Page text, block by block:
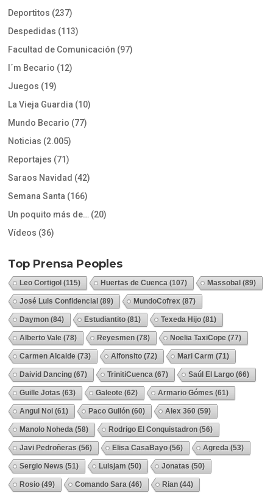
Deportitos (237)
Despedidas (113)
Facultad de Comunicación (97)
I´m Becario (12)
Juegos (19)
La Vieja Guardia (10)
Mundo Becario (77)
Noticias (2.005)
Reportajes (71)
Saraos Navidad (42)
Semana Santa (166)
Un poquito más de… (20)
Vídeos (36)
Top Prensa Peoples
Leo Cortigol (115) Huertas de Cuenca (107) Massobal (89)
José Luis Confidencial (89) MundoCofrex (87)
Daymon (84) Estudiantito (81) Texeda Hijo (81)
Alberto Vale (78) Reyesmen (78) Noelia TaxiCope (77)
Carmen Alcaide (73) Alfonsito (72) Mari Carm (71)
Daivid Dancing (67) TrinitiCuenca (67) Saúl El Largo (66)
Guille Jotas (63) Galeote (62) Armario Gómes (61)
Angul Noi (61) Paco Gullón (60) Alex 360 (59)
Manolo Noheda (58) Rodrigo El Conquistadron (56)
Javi Pedroñeras (56) Elisa CasaBayo (56) Agreda (53)
Sergio News (51) Luisjam (50) Jonatas (50)
Rosio (49) Comando Sara (46) Rian (44)